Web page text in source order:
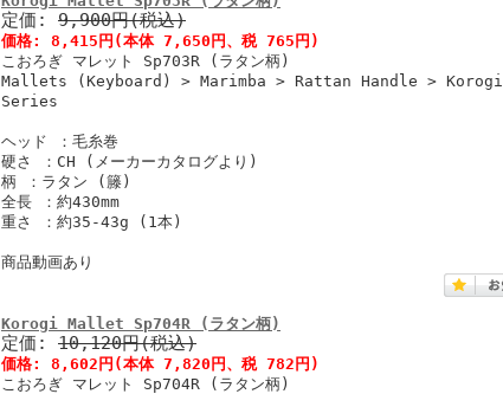
定価: 9,900円(税込)
価格: 8,415円 (本体 7,650円、税 765円)
こおろぎ マレット Sp703R (ラタン柄)
Mallets (Keyboard) > Marimba > Rattan Handle >
Series
ヘッド ：毛糸巻
硬さ ：CH (メーカーカタログより)
柄 ：ラタン (籐)
全長 ：約430mm
重さ ：約35-43g (1本)
商品動画あり
Korogi Mallet Sp704R (ラタン柄)
定価: 10,120円(税込)
価格: 8,602円 (本体 7,820円、税 782円)
こおろぎ マレット Sp704R (ラタン柄)